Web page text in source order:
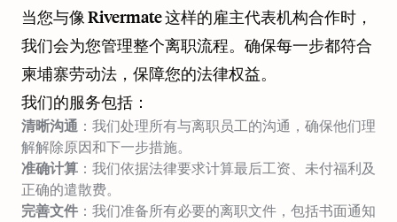
当您与像 Rivermate 这样的雇主代表机构合作时，
我们会为您管理整个离职流程。确保每一步都符合
柬埔寨劳动法，保障您的法律权益。
我们的服务包括：
清晰沟通 ：我们处理所有与离职员工的沟通，确保他们理
解解除原因和下一步措施。
准确计算 ：我们依据法律要求计算最后工资、未付福利及
正确的遣散费。
完善文件 ：我们准备所有必要的离职文件，包括书面通知